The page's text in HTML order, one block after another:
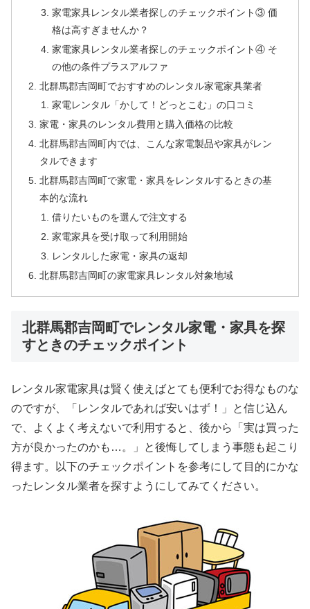
家電家具レンタル業者探しのチェックポイント③ 価
格は高すぎませんか？
家電家具レンタル業者探しのチェックポイント④ そ
の他の条件プラスアルファ
北群馬郡吉岡町でおすすめのレンタル家電家具業者
家電レンタル「かして！どっとこむ」の口コミ
家電・家具のレンタル費用と購入価格の比較
北群馬郡吉岡町内では、こんな家電製品や家具がレン
タルできます
北群馬郡吉岡町で家電・家具をレンタルするときの基
本的な流れ
借りたいものを選んで注文する
家電家具を受け取って利用開始
レンタルした家電・家具の返却
北群馬郡吉岡町の家電家具レンタル対象地域
北群馬郡吉岡町でレンタル家電・家具を探
すときのチェックポイント
レンタル家電家具は賢く使えばとても便利でお得なものな
のですが、「レンタルであれば安いはず！」と信じ込ん
で、よくよく考えないで利用すると、後から「実は買った
方が良かったのかも…。」と後悔してしまう事態も起こり
得ます。以下のチェックポイントを参考にして目的にかな
ったレンタル業者を探すようにしてみてください。